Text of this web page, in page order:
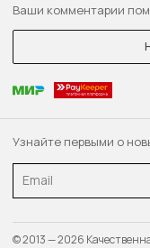
Узнайте первыми о
Email
Ваши комментарии
© 2013 — 2026